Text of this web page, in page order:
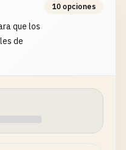
que los
de
10 opciones